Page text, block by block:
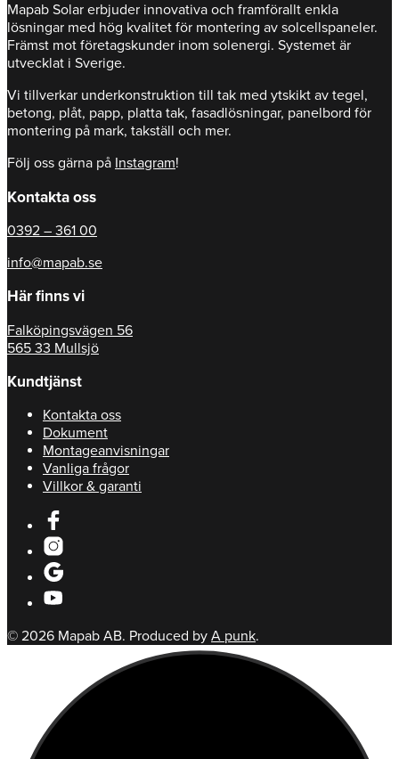
Mapab Solar erbjuder innovativa och framförallt enkla
lösningar med hög kvalitet för montering av solcellspaneler.
Främst mot företagskunder inom solenergi. Systemet är
utvecklat i Sverige.
Vi tillverkar underkonstruktion till tak med ytskikt av tegel,
betong, plåt, papp, platta tak, fasadlösningar, panelbord för
montering på mark, takställ och mer.
Följ oss gärna på Instagram!
Kontakta oss
0392 – 361 00
info@mapab.se
Här finns vi
Falköpingsvägen 56
565 33 Mullsjö
Kundtjänst
Kontakta oss
Dokument
Montageanvisningar
Vanliga frågor
Villkor & garanti
© 2026 Mapab AB. Produced by A punk.